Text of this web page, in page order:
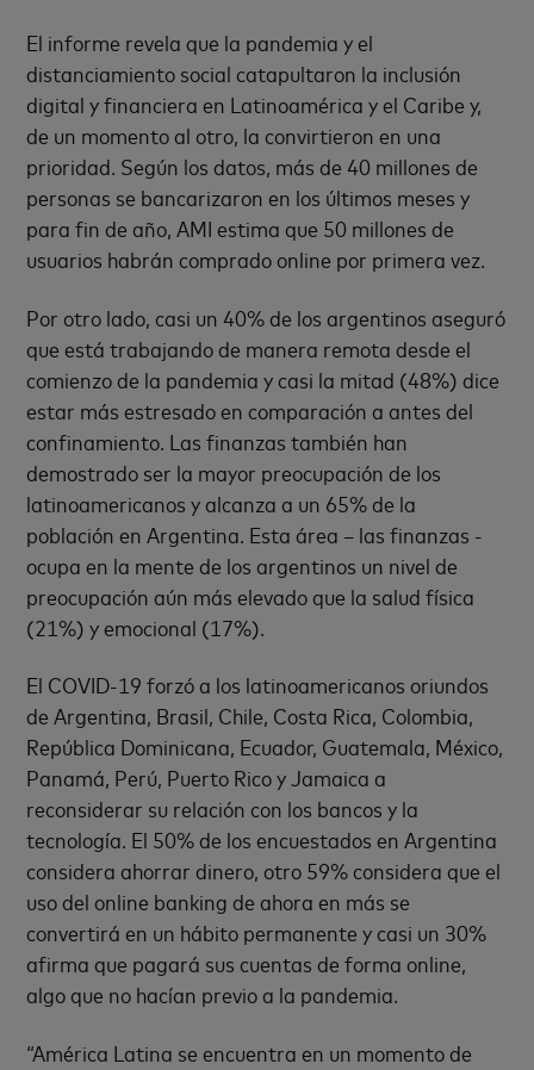
El informe revela que la pandemia y el
distanciamiento social catapultaron la inclusión
digital y financiera en Latinoamérica y el Caribe y,
de un momento al otro, la convirtieron en una
prioridad. Según los datos, más de 40 millones de
personas se bancarizaron en los últimos meses y
para fin de año, AMI estima que 50 millones de
usuarios habrán comprado online por primera vez.
Por otro lado, casi un 40% de los argentinos aseguró
que está trabajando de manera remota desde el
comienzo de la pandemia y casi la mitad (48%) dice
estar más estresado en comparación a antes del
confinamiento. Las finanzas también han
demostrado ser la mayor preocupación de los
latinoamericanos y alcanza a un 65% de la
población en Argentina. Esta área – las finanzas -
ocupa en la mente de los argentinos un nivel de
preocupación aún más elevado que la salud física
(21%) y emocional (17%).
El COVID-19 forzó a los latinoamericanos oriundos
de Argentina, Brasil, Chile, Costa Rica, Colombia,
República Dominicana, Ecuador, Guatemala, México,
Panamá, Perú, Puerto Rico y Jamaica a
reconsiderar su relación con los bancos y la
tecnología. El 50% de los encuestados en Argentina
considera ahorrar dinero, otro 59% considera que el
uso del online banking de ahora en más se
convertirá en un hábito permanente y casi un 30%
afirma que pagará sus cuentas de forma online,
algo que no hacían previo a la pandemia.
“América Latina se encuentra en un momento de